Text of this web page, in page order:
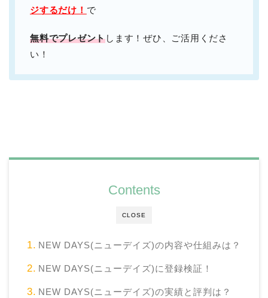
ジするだけ！ で
無料でプレゼントします！ぜひ、ご活用くださ
い！
CLOSE
Contents
NEW DAYS(ニューデイズ)の内容や仕組みは？
NEW DAYS(ニューデイズ)に登録検証！
NEW DAYS(ニューデイズ)の実績と評判は？